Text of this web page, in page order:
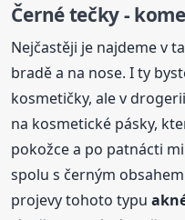
Černé tečky -
Nejčastěji je najdeme v
bradě a na nose. I ty
kosmetičky, ale v
na kosmetické pásky,
pokožce a po patnácti
spolu s černým
projevy tohoto typu